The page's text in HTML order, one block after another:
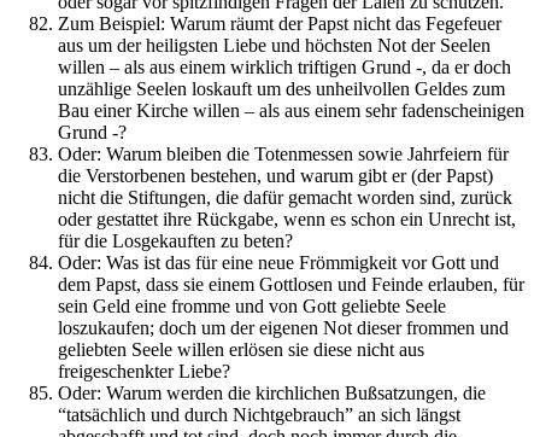
Zum Beispiel: Warum räumt der Papst nicht das Fegefeuer
aus um der heiligsten Liebe und höchsten Not der Seelen
willen – als aus einem wirklich triftigen Grund -, da er doch
unzählige Seelen loskauft um des unheilvollen Geldes zum
Bau einer Kirche willen – als aus einem sehr fadenscheinigen
Grund -?
Oder: Warum bleiben die Totenmessen sowie Jahrfeiern für
die Verstorbenen bestehen, und warum gibt er (der Papst)
nicht die Stiftungen, die dafür gemacht worden sind, zurück
oder gestattet ihre Rückgabe, wenn es schon ein Unrecht ist,
für die Losgekauften zu beten?
Oder: Was ist das für eine neue Frömmigkeit vor Gott und
dem Papst, dass sie einem Gottlosen und Feinde erlauben, für
sein Geld eine fromme und von Gott geliebte Seele
loszukaufen; doch um der eigenen Not dieser frommen und
geliebten Seele willen erlösen sie diese nicht aus
freigeschenkter Liebe?
Oder: Warum werden die kirchlichen Bußsatzungen, die
“tatsächlich und durch Nichtgebrauch” an sich längst